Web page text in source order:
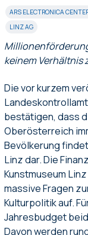
ARS ELECTRONICA
LINZ AG
keinem Verhältnis
Die vor kurzem
bestätigen, dass
Oberösterreich
Bevölkerung
Linz dar. Die
Kunstmuseum
massive Fragen
Kulturpolitik auf.
Jahresbudget
Davon werden